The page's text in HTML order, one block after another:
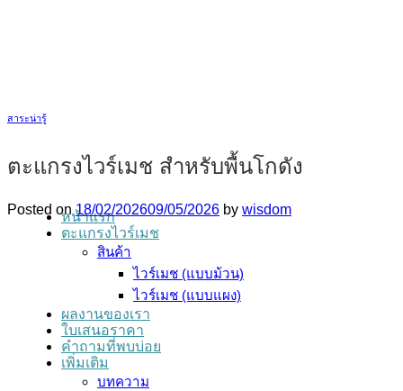
หน้าแรก
ตะแกรงไวร์เมช
สินค้า
ไวร์เมช (แบบม้วน)
ไวร์เมช (แบบแผง)
ผลงานของเรา
ใบเสนอราคา
คำถามที่พบบ่อย
เพิ่มเติม
บทความ
สาระน่ารู้
ตะแกรงไวร์เมช สำหรับพื้นโกดัง
Posted on18/02/202609/05/2026 by wisdom